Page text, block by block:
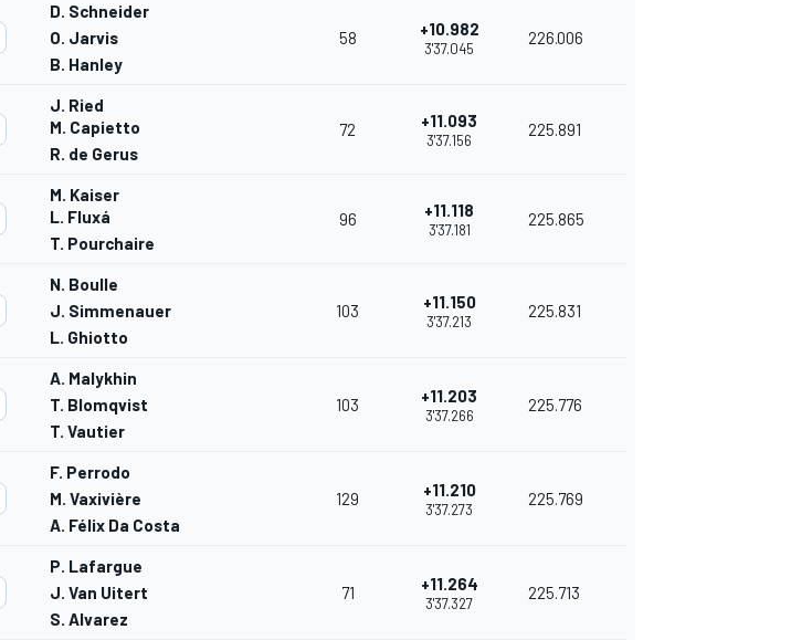
D. Schneider
O. Jarvis
B. Hanley
58 +10.982
3'37.045
226.006
J. Ried
M. Capietto
R. de Gerus
72 +11.093
3'37.156
225.891
M. Kaiser
L. Fluxá
T. Pourchaire
96 +11.118
3'37.181
225.865
N. Boulle
J. Simmenauer
L. Ghiotto
103 +11.150
3'37.213
225.831
A. Malykhin
T. Blomqvist
T. Vautier
103 +11.203
3'37.266
225.776
F. Perrodo
M. Vaxivière
A. Félix Da Costa
129 +11.210
3'37.273
225.769
P. Lafargue
J. Van Uitert
S. Alvarez
71 +11.264
3'37.327
225.713